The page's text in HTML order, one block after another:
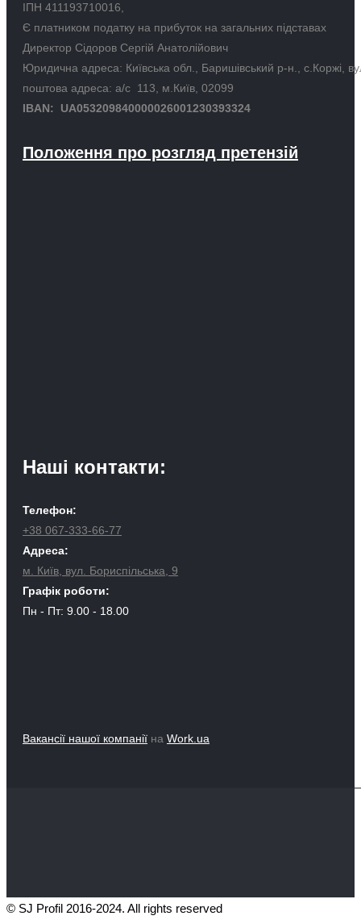
ІПН 411193710016,
Є платником податку на прибуток на загальних підставах
Директор Сідоров Сергій Анатолійович
Юридична адреса: Київська обл., Баришівський р-н., с.Коржі,
поштова адреса: а/с 113, м.Київ, 02099
IBAN: UA053209840000026001230393324
Положення про розгляд претензій
Наші контакти:
Телефон:
+38 067-333-66-77
Адреса:
м. Київ, вул. Бориспільська, 9
Графік роботи:
Пн - Пт: 9.00 - 18.00
Вакансії нашої компанії на Work.ua
© SJ Profil 2016-2024. All rights reserved